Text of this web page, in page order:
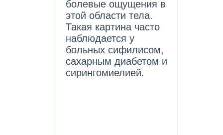
болевые ощущения в
этой области тела.
Такая картина часто
наблюдается у
больных сифилисом,
сахарным диабетом и
сирингомиелией.